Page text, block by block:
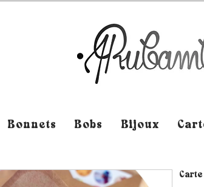
Bonnets Bobs Bijoux